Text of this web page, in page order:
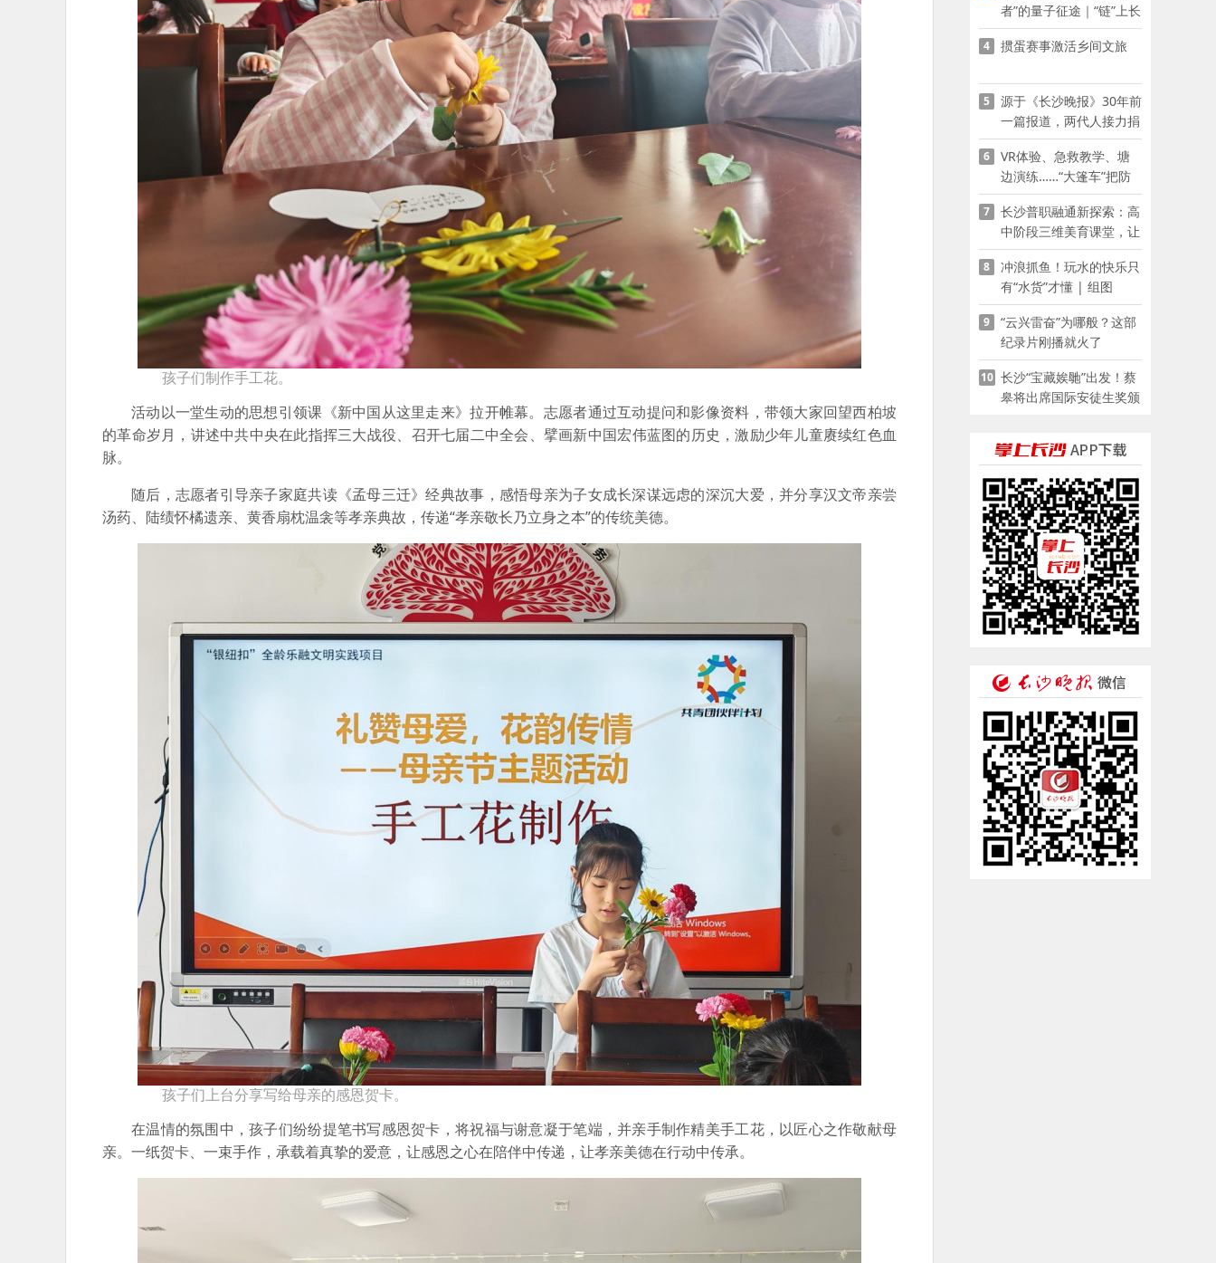
孩子们制作手工花。
活动以一堂生动的思想引领课《新中国从这里走来》拉开帷幕。志愿者通过互动提问和影像资料，带领大家回望西柏坡
的革命岁月，讲述中共中央在此指挥三大战役、召开七届二中全会、擘画新中国宏伟蓝图的历史，激励少年儿童赓续红色血
脉。
随后，志愿者引导亲子家庭共读《孟母三迁》经典故事，感悟母亲为子女成长深谋远虑的深沉大爱，并分享汉文帝亲尝
汤药、陆绩怀橘遗亲、黄香扇枕温衾等孝亲典故，传递“孝亲敬长乃立身之本”的传统美德。
孩子们上台分享写给母亲的感恩贺卡。
在温情的氛围中，孩子们纷纷提笔书写感恩贺卡，将祝福与谢意凝于笔端，并亲手制作精美手工花，以匠心之作敬献母
亲。一纸贺卡、一束手作，承载着真挚的爱意，让感恩之心在陪伴中传递，让孝亲美德在行动中传承。
者”的量子征途｜“链”上长
沙 “才”够硬核
4 掼蛋赛事激活乡间文旅
5
源于《长沙晚报》30年前
一篇报道，两代人接力捐
资助学
6
VR体验、急救教学、塘
边演练……“大篷车”把防
溺水课堂搬到乡村青少年
家门口
7
长沙普职融通新探索：高
中阶段三维美育课堂，让
少年向美而生
8
冲浪抓鱼！玩水的快乐只
有“水货”才懂 | 组图
9
“云兴雷奋”为哪般？这部
纪录片刚播就火了
10 长沙“宝藏娭毑”出发！蔡
皋将出席国际安徒生奖颁